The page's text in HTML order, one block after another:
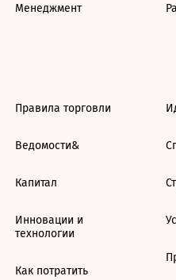
Менеджмент
Правила торговли
Ведомости&
Капитал
Инновации и
технологии
Как потратить